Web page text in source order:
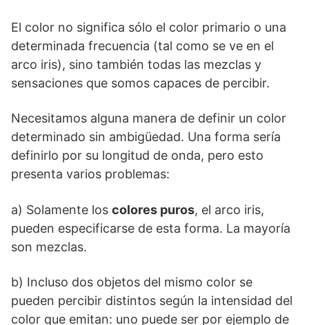
El color no significa sólo el color primario o una
determinada frecuencia (tal como se ve en el
arco iris), sino también todas las mezclas y
sensaciones que somos capaces de percibir.
Necesitamos alguna manera de definir un color
determinado sin ambigüedad. Una forma sería
definirlo por su longitud de onda, pero esto
presenta varios problemas:
a) Solamente los colores puros, el arco iris,
pueden especificarse de esta forma. La mayoría
son mezclas.
b) Incluso dos objetos del mismo color se
pueden percibir distintos según la intensidad del
color que emitan: uno puede ser por ejemplo de